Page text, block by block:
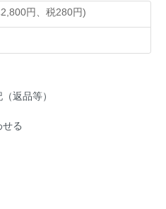
円、税280円)
返品等）
る